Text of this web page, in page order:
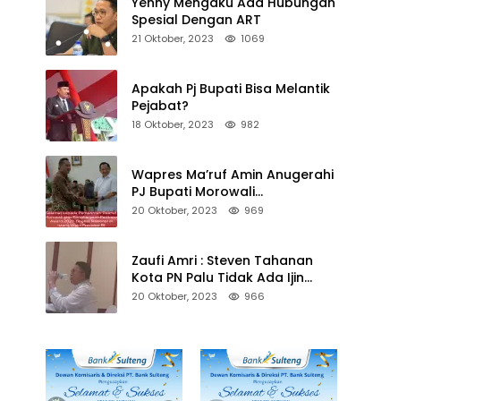
Spesial Dengan ART
21 Oktober, 2023 1069
Apakah Pj Bupati Bisa Melantik
Pejabat?
18 Oktober, 2023 982
Wapres Ma’ruf Amin Anugerahi
PJ Bupati Morowali
Penghargaan Paritrana Award
20 Oktober, 2023 969
Zaufi Amri : Steven Tahanan
Kota PN Palu Tidak Ada Ijin
Keluar Kota
20 Oktober, 2023 966